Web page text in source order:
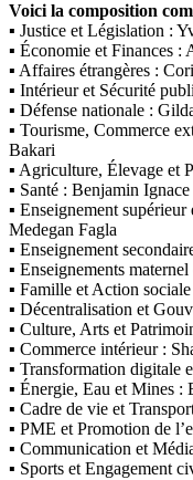
Voici la composition
▪ Justice et Législation :
▪ Économie et Finances :
▪ Affaires étrangères :
▪ Intérieur et Sécurité
▪ Défense nationale :
▪ Tourisme, Commerce
Bakari
▪ Agriculture, Élevage et
▪ Santé : Benjamin
▪ Enseignement
Medegan Fagla
▪ Enseignement
▪ Enseignements
▪ Famille et Action
▪ Décentralisation et
▪ Culture, Arts et
▪ Commerce intérieur :
▪ Transformation digitale
▪ Énergie, Eau et Mines :
▪ Cadre de vie et
▪ PME et Promotion de
▪ Communication et
▪ Sports et Engagement